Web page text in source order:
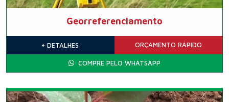
Georreferenciamento
+ DETALHES ORÇAMENTO RÁPIDO
COMPRE PELO WHATSAPP